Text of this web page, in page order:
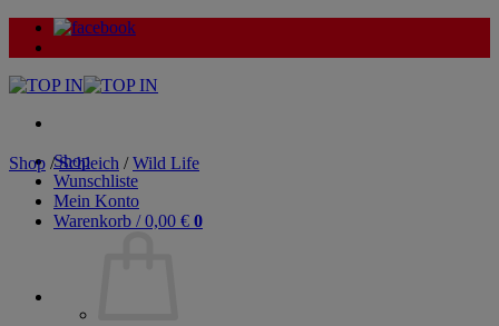
Zum
Inhalt
Shop
Wunschliste
Mein Konto
Warenkorb /0,00 € 0
Shop / Schleich / Wild Life